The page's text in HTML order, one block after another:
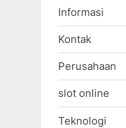
Informasi
Kontak
Perusahaan
slot online
Teknologi